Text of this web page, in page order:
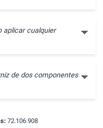
aplicar cualquier
de dos componentes
72.106.908